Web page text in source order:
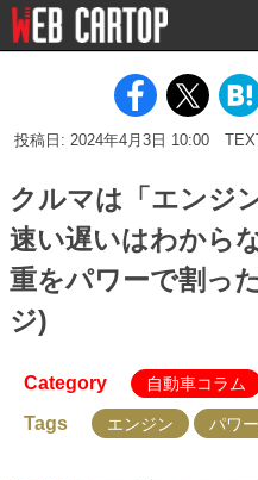
投稿日: 2024年4月3日 10:00
クルマは「エンジ
速い遅いはわから
重をパワーで割っ
ジ)
Category 自動車コラム
Tags エンジン パワー